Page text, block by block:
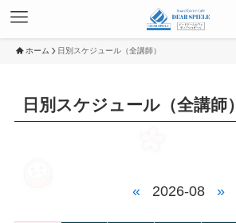
ホーム 日別スケジュール（全講師）
日別スケジュール（全講師）
« 2026-08 »